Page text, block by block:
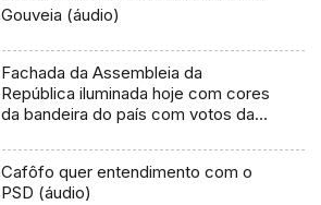
Gouveia (áudio)
Fachada da Assembleia da
República iluminada hoje com cores
da bandeira do país com votos da
Cafôfo quer entendimento com o
PSD (áudio)